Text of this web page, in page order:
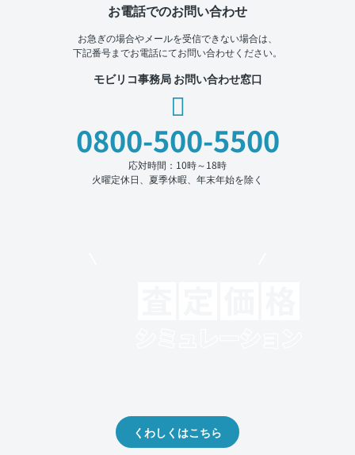
お電話でのお問い合わせ
お急ぎの場合やメールを受信できない場合は、
下記番号までお電話にてお問い合わせください。
モビリコ事務局 お問い合わせ窓口
0800-500-5500
応対時間：10時～18時
火曜定休日、夏季休暇、年末年始を除く
くわしくはこちら